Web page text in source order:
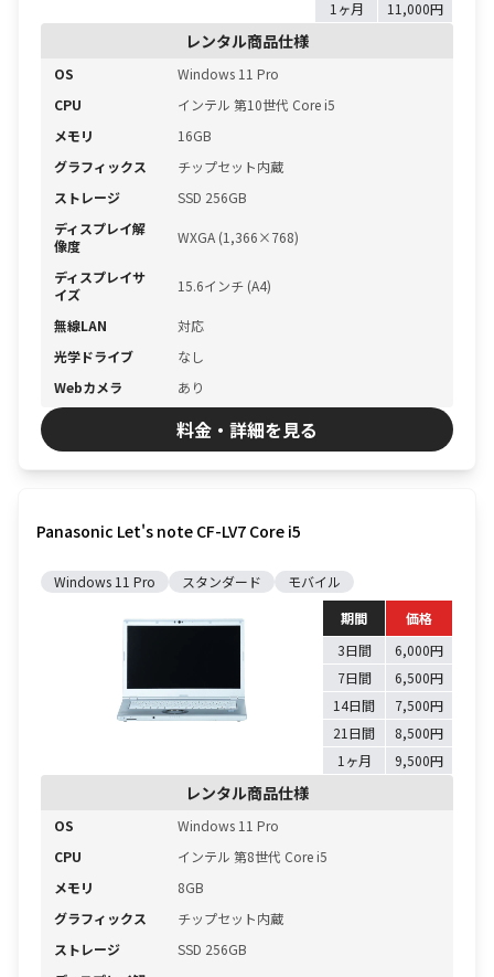
1ヶ月 11,000円
レンタル商品仕様
OS
Windows 11 Pro
CPU
インテル 第10世代 Core i5
メモリ
16GB
グラフィックス
チップセット内蔵
ストレージ
SSD 256GB
ディスプレイ解
像度
WXGA (1,366×768)
ディスプレイサ
イズ
15.6インチ (A4)
無線LAN
対応
光学ドライブ
なし
Webカメラ
あり
料金・詳細を見る
Panasonic Let's note CF-LV7 Core i5
Windows 11 Pro スタンダード
モバイル
期間
価格
3日間
6,000円
7日間
6,500円
14日間
7,500円
21日間
8,500円
1ヶ月
9,500円
レンタル商品仕様
OS
Windows 11 Pro
CPU
インテル 第8世代 Core i5
メモリ
8GB
グラフィックス
チップセット内蔵
ストレージ
SSD 256GB